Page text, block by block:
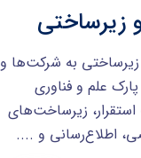
زیرساختی به شرکت‌ها و
علم و فناوری
استقرار، زیرساخت‌های
اطلاع‌رسانی و ....